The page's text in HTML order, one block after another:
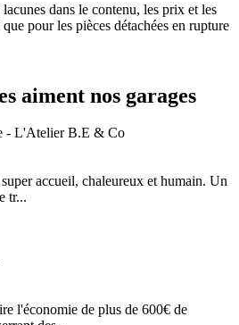
dans le contenu, les prix et les
pour les pièces détachées en rupture
aiment nos garages
- L'Atelier B.E & Co
accueil, chaleureux et humain. Un
tr...
l'économie de plus de 600€ de